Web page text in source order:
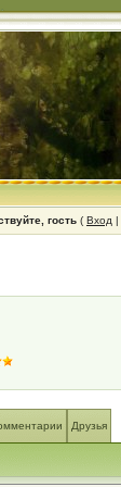
гость ( Вход |
Друзья